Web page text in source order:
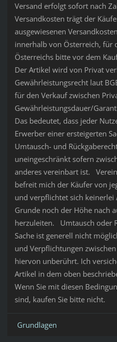
Versand erfolgt sofort nach
Versandkosten trägt der
ausgewiesenen
innerhalb von Österreich, für
Österreichs bitte vor dem
Der Artikel wird von Privat
Gewährleistungsrecht laut
für den Verkauf zwischen
Gewährleistungsdauer/
Das bedeutet, dass jeder
Erwerber einer ersteigerten
Umtausch- und
uneingeschränkt sofern
anderes vereinbart ist.
befreit mich der Käufer von
und verpflichtet sich keinerlei
Grunde noch der Höhe nach
herzuleiten. Umtausch oder
Sache ist generell nicht
und Verpflichtungen
hiervon unberührt. Ich
Artikel in dem oben
Wenn Sie mit diesen
sind, kaufen Sie bitte nicht.
Grundlagen